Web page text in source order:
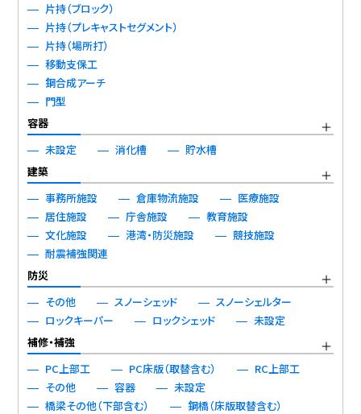
片持（ブロック）
片持（プレキャストセグメント）
片持（場所打）
移動支保工
鋼合成アーチ
門型
容器
未設定
消化槽
貯水槽
建築
事務所施設
倉庫物流施設
医療施設
居住施設
庁舎施設
教育施設
文化施設
港湾・防災施設
競技施設
耐震補強関連
防災
その他
スノーシェッド
スノーシェルター
ロックキーパー
ロックシェッド
未設定
補修・補強
PC上部工
PC床版（取替含む）
RC上部工
その他
容器
未設定
橋梁その他（下部含む）
鋼橋（床版取替含む）